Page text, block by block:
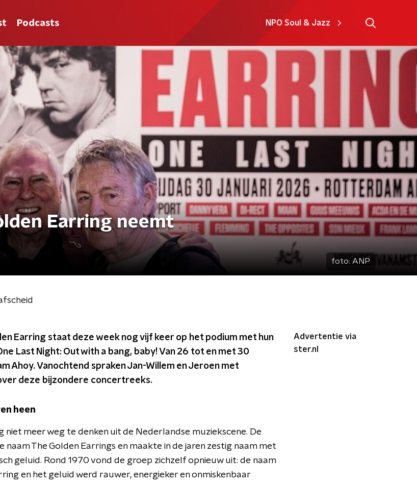
Podcasts NPO Soul & Jazz
Earring neemt
foto: ANP
Earring staat deze week nog vijf keer op het podium met hun
Last Night: Out with a bang, baby! Van 26 tot en met 30
Ahoy. Vanochtend spraken Jan-Willem en Jeroen met
deze bijzondere concertreeks.
heen
niet meer weg te denken uit de Nederlandse muziekscene. De
naam The Golden Earrings en maakte in de jaren zestig naam met
geluid. Rond 1970 vond de groep zichzelf opnieuw uit: de naam
en het geluid werd rauwer, energieker en onmiskenbaar
Advertentie via
ster.nl